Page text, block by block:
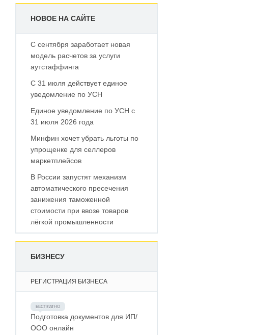
НОВОЕ НА САЙТЕ
С сентября заработает новая
модель расчетов за услуги
аутстаффинга
С 31 июля действует единое
уведомление по УСН
Единое уведомление по УСН с
31 июля 2026 года
Минфин хочет убрать льготы по
упрощенке для селлеров
маркетплейсов
В России запустят механизм
автоматического пресечения
занижения таможенной
стоимости при ввозе товаров
лёгкой промышленности
БИЗНЕСУ
РЕГИСТРАЦИЯ БИЗНЕСА
Подготовка документов для ИП/
ООО онлайн